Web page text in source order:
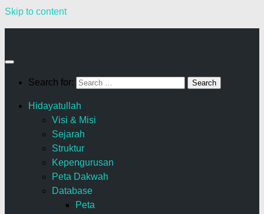
Skip to content
Search for:
Hidayatullah
Visi & Misi
Sejarah
Struktur
Kepengurusan
Peta Dakwah
Database
Peta